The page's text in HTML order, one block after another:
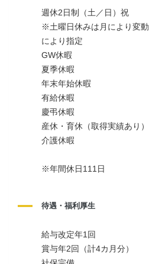
週休2日制（土／日）祝
※土曜日休みは月により変
により指定
GW休暇
夏季休暇
年末年始休暇
有給休暇
慶弔休暇
産休・育休（取得実績あり）
介護休暇
※年間休日111日
待遇・福利厚生
給与改定年1回
賞与年2回（計4カ月分）